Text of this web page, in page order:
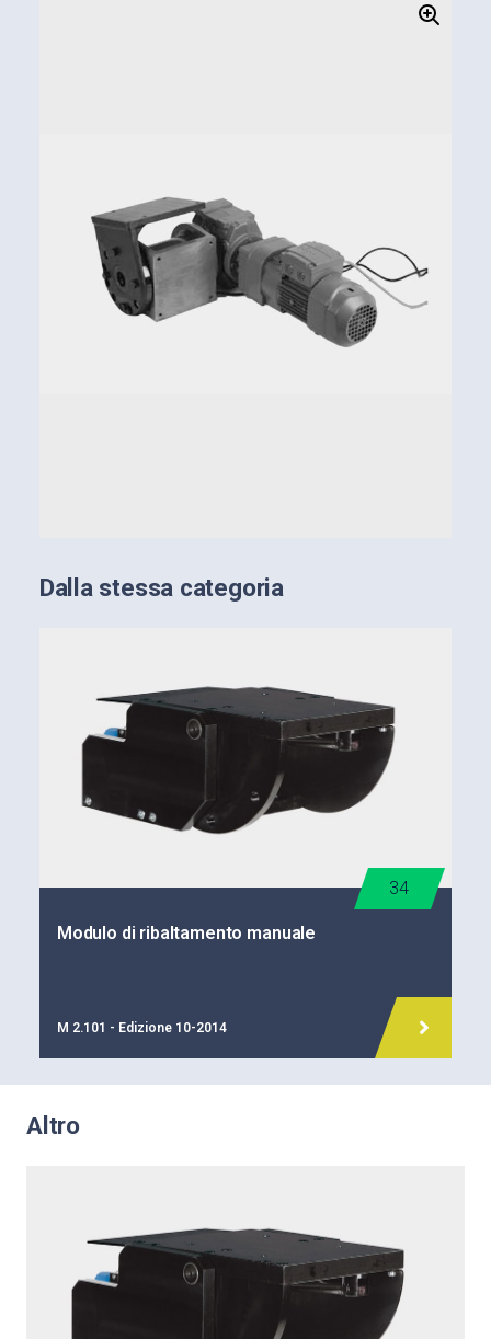
Dalla stessa categoria
Modulo di ribaltamento manuale
34
M 2.101 - Edizione 10-2014
Altro